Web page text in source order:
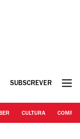
SUBSCREVER
CULTURA